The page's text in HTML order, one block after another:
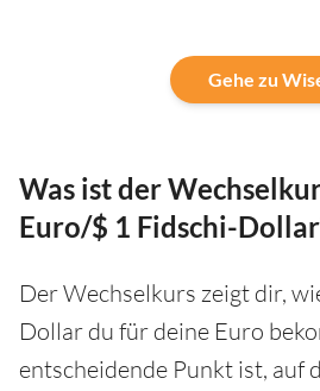
Gehe zu
Was ist der
Euro/$ 1 Fidschi-
Der Wechselkurs zeigt dir,
Dollar du für deine Euro
entscheidende Punkt ist, auf